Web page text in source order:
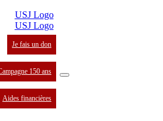
Je fais un don
150 ans
Aides financières